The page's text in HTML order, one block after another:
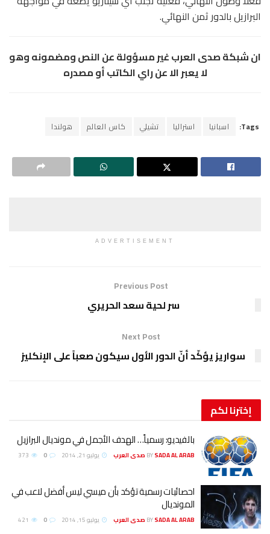
البرازيل بالدور ثمن النهائي.
ان شبكة صدى العرب غير مسؤولة عن النص ومضمونه وهو
لا يعبر الا عن راي الكاتب أو مصدره
Tags: اسبانيا استراليا تشيلي كاس العالم هولندا
ADVERTISEMENT
Previous Post
سر لحية سعد الحريري
Next Post
سواريز يؤكّد أنّ الدور الأول سيكون صعباً على الإنكليز
إخترنالكم
بالفيديو: رسمياً… الهدف الأجمل في مونديال البرازيل
BYSADA AL ARAB صدى العرب يوليو 21, 2014
احصائيات رسمية تؤكد بأن ميسي ليس أفضل لاعب في
المونديال
BYSADA AL ARAB صدى العرب يوليو 15, 2014